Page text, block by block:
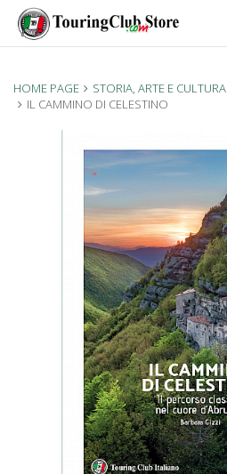
HOME PAGE STORIA, ARTE E CULTURA
IL CAMMINO DI CELESTINO